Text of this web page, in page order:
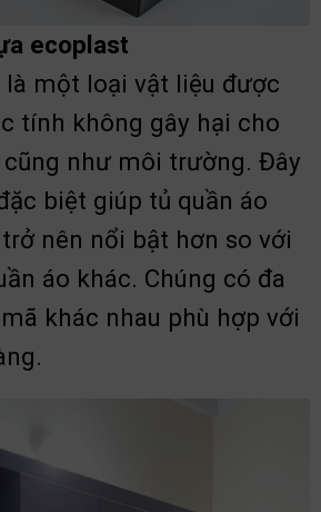
ecoplast
là một loại vật liệu được
tính không gây hại cho
như môi trường. Đây
biệt giúp tủ quần áo
nên nổi bật hơn so với
áo khác. Chúng có đa
khác nhau phù hợp với